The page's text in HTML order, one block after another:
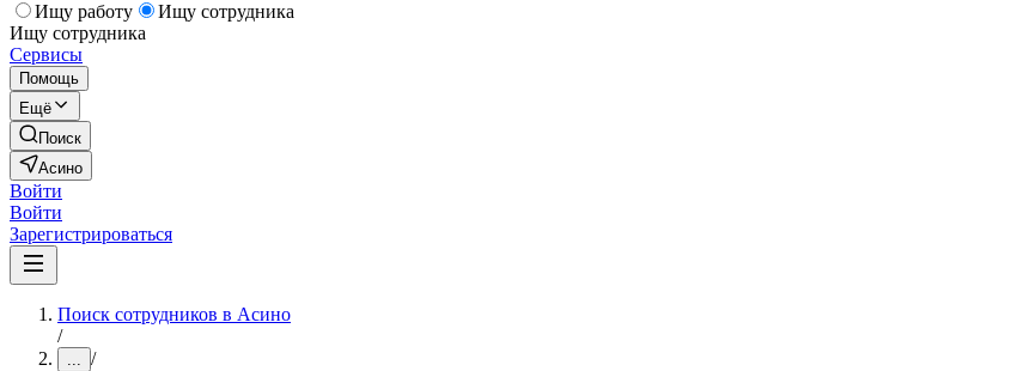
Ищу работу
Ищу сотрудника
Ищу сотрудника
Сервисы
Помощь
Ещё
Поиск
Асино
Войти
Войти
Зарегистрироваться
Поиск сотрудников в Асино
/
... /